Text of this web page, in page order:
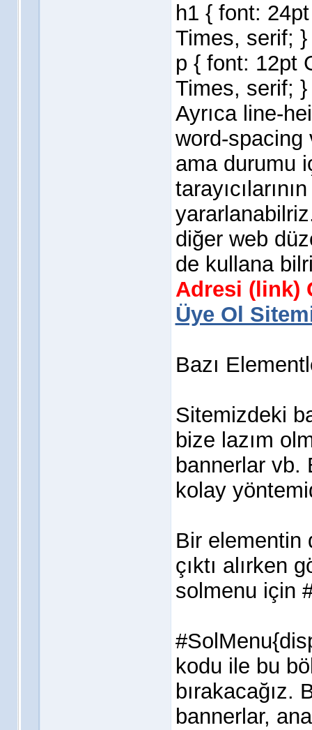
h1 { font:
Times, serif; }
p { font: 12pt
Times, serif; }
Ayrıca line-
word-spacing
ama durumu
diğer web
de kullana
Adresi (link)
Üye Ol
Bazı
Sitemizdeki
bize lazım
bannerlar vb.
kolay
Bir elementin
çıktı alırken
solmenu için
kodu ile bu
bırakacağız.
bannerlar,